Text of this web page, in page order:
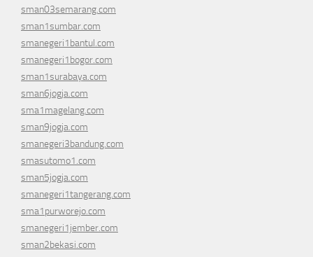
sman03semarang.com
sman1sumbar.com
smanegeri1bantul.com
smanegeri1bogor.com
sman1surabaya.com
sman6jogja.com
sma1magelang.com
sman9jogja.com
smanegeri3bandung.com
smasutomo1.com
sman5jogja.com
smanegeri1tangerang.com
sma1purworejo.com
smanegeri1jember.com
sman2bekasi.com